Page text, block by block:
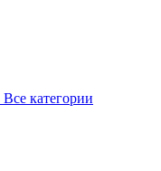
Все категории